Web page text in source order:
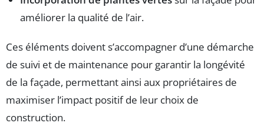
améliorer la qualité de l’air.
Ces éléments doivent s’accompagner d’une démarche
de suivi et de maintenance pour garantir la longévité
de la façade, permettant ainsi aux propriétaires de
maximiser l’impact positif de leur choix de
construction.